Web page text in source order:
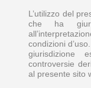
L’utilizzo del
che ha
condizioni
controversie
al presente sito